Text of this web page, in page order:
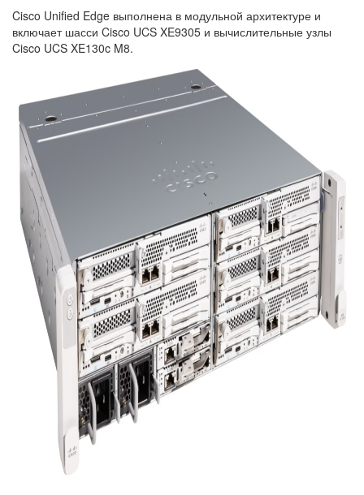
Cisco Unified Edge выполнена в модульной архитектуре и
включает шасси Cisco UCS XE9305 и вычислительные узлы
Cisco UCS XE130c M8.